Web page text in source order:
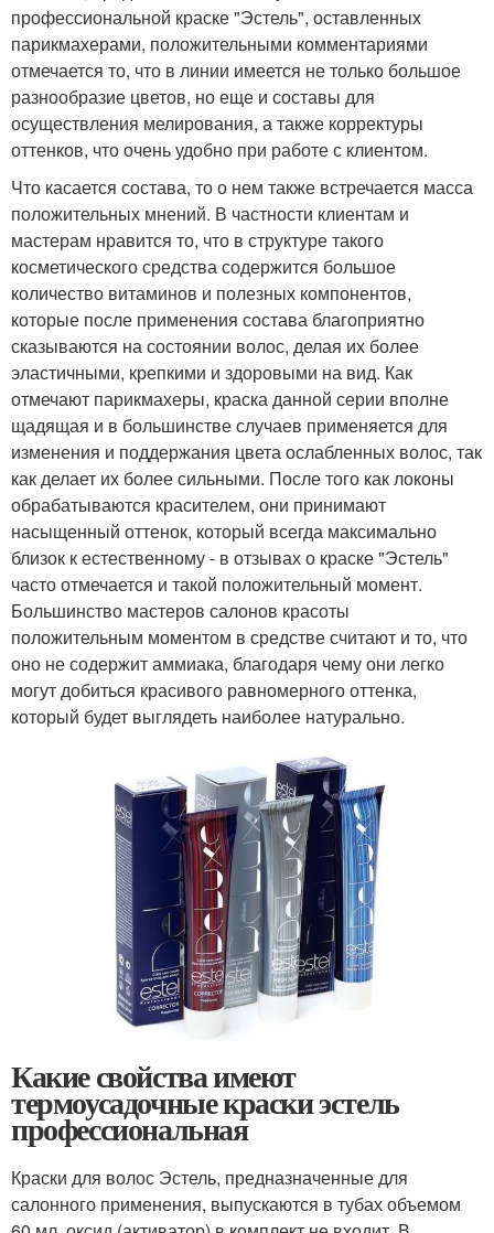
профессиональной краске "Эстель", оставленных
парикмахерами, положительными комментариями
отмечается то, что в линии имеется не только большое
разнообразие цветов, но еще и составы для
осуществления мелирования, а также корректуры
оттенков, что очень удобно при работе с клиентом.
Что касается состава, то о нем также встречается масса
положительных мнений. В частности клиентам и
мастерам нравится то, что в структуре такого
косметического средства содержится большое
количество витаминов и полезных компонентов,
которые после применения состава благоприятно
сказываются на состоянии волос, делая их более
эластичными, крепкими и здоровыми на вид. Как
отмечают парикмахеры, краска данной серии вполне
щадящая и в большинстве случаев применяется для
изменения и поддержания цвета ослабленных волос, так
как делает их более сильными. После того как локоны
обрабатываются красителем, они принимают
насыщенный оттенок, который всегда максимально
близок к естественному - в отзывах о краске "Эстель"
часто отмечается и такой положительный момент.
Большинство мастеров салонов красоты
положительным моментом в средстве считают и то, что
оно не содержит аммиака, благодаря чему они легко
могут добиться красивого равномерного оттенка,
который будет выглядеть наиболее натурально.
Какие свойства имеют
термоусадочные краски эстель
профессиональная
Краски для волос Эстель, предназначенные для
салонного применения, выпускаются в тубах объемом